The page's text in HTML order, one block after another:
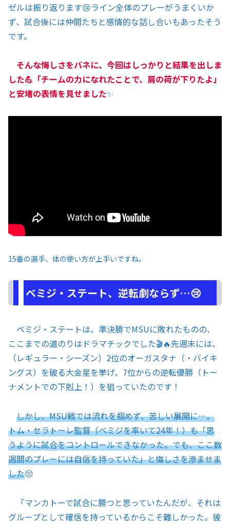
ゼルは振り返ります😢ライン全体のプレーがうまくいか
ず、試合後には仲間たちと感情的な話し合いもあったそう
です。
そんな悔しさをバネに、今回はしっかりと結果を出しま
した💪「チームの力になれたことで、肩の荷が下りたよ」
と安堵の表情を見せました✨
15番の選手、体の使い方が上手いですね。
ベミジ・ステート、逆転劇ならず…😢
ベミジ・ステートは、準決勝でMSUに敗れたものの、
ここまでの道のりはドラマチックでした🎬🔥先週末には、
（レギュラー・シーズン）2位のオーガスタナ（・バイキ
ングス）を破る大金星を挙げ、7位からの逆転優勝（トー
ナメントでの下剋上！）を狙っていたのです！
しかし、MSU戦では流れを掴めず、苦しい展開に…。
トム・セラトーレ監督（ベミジを率いて24年！）も「思
うように試合をコントロールできなかった。でも、ここ数
週間のプレーには自信を持っていた」と悔しさを滲ませま
した😔
「マンカトーで試合に勝つと思っていたんだが、それは
グループとして確信を持っているからこそ難しかった。彼